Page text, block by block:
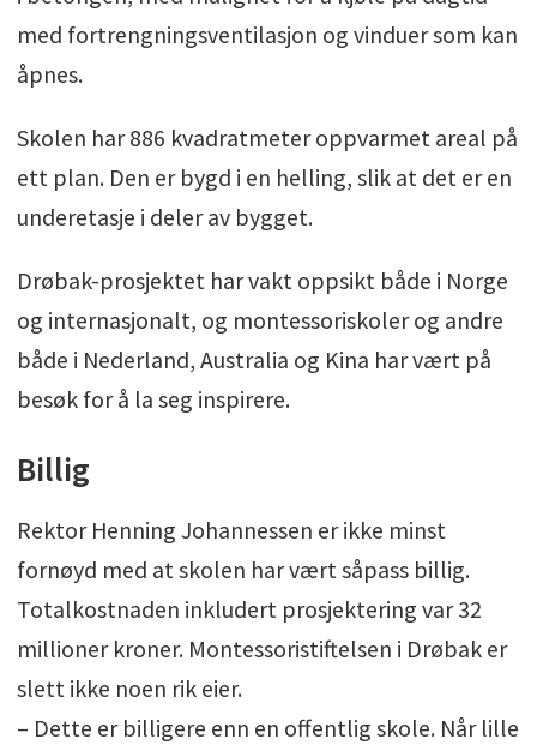
med fortrengningsventilasjon og vinduer som kan
åpnes.
Skolen har 886 kvadratmeter oppvarmet areal på
ett plan. Den er bygd i en helling, slik at det er en
underetasje i deler av bygget.
Drøbak-prosjektet har vakt oppsikt både i Norge
og internasjonalt, og montessoriskoler og andre
både i Nederland, Australia og Kina har vært på
besøk for å la seg inspirere.
Billig
Rektor Henning Johannessen er ikke minst
fornøyd med at skolen har vært såpass billig.
Totalkostnaden inkludert prosjektering var 32
millioner kroner. Montessoristiftelsen i Drøbak er
slett ikke noen rik eier.
– Dette er billigere enn en offentlig skole. Når lille